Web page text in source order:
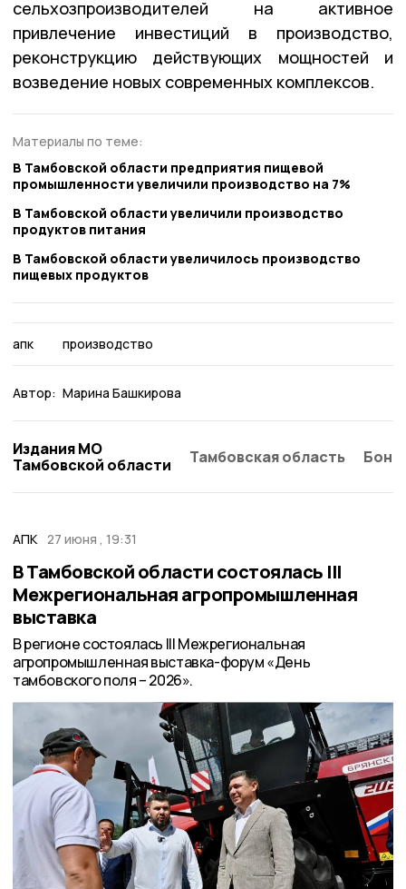
сельхозпроизводителей на активное
привлечение инвестиций в производство,
реконструкцию действующих мощностей и
возведение новых современных комплексов.
Материалы по теме:
В Тамбовской области предприятия пищевой
промышленности увеличили производство на 7%
В Тамбовской области увеличили производство
продуктов питания
В Тамбовской области увеличилось производство
пищевых продуктов
апк производство
Автор: Марина Башкирова
Издания МО
Тамбовской области
Тамбовская область
АПК 27 июня , 19:31
В Тамбовской области состоялась III
Межрегиональная агропромышленная
выставка
В регионе состоялась III Межрегиональная
агропромышленная выставка-форум «День
тамбовского поля – 2026».